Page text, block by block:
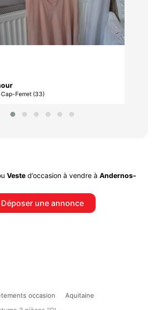
Ferret (33)
Veste d’occasion à vendre à Andernos-
Déposer une annonce
occasion
Aquitaine